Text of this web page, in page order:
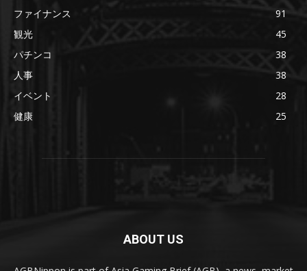
ファイナンス
91
観光
45
パチンコ
38
人事
38
イベント
28
健康
25
ABOUT US